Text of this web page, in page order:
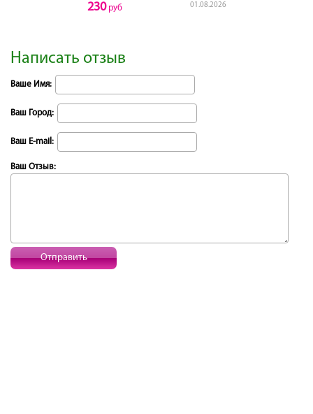
01.08.2026
230руб
Написать отзыв
Ваше Имя:
Ваш Город:
Ваш E-mail:
Ваш Отзыв:
Отправить